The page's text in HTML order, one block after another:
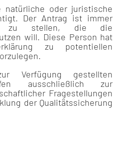
natürliche oder juristische
Der Antrag ist immer
zu stellen, die die
will. Diese Person hat
zu potentiellen
Verfügung gestellten
ausschließlich zur
Fragestellungen
der Qualitätssicherung